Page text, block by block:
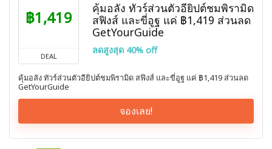
฿1,419
DEAL
คุ้มอลัง ทัวร์ส่วนตัวอียิปต์ชมพิรามิด
สฟิงส์ และขี่อูฐ แค่ ฿1,419 ส่วนลด
GetYourGuide
ลดสูงสุด 40% off
คุ้มอลัง ทัวร์ส่วนตัวอียิปต์ชมพิรามิด สฟิงส์ และขี่อูฐ แค่ ฿1,419 ส่วนลด
GetYourGuide
จองเลย!